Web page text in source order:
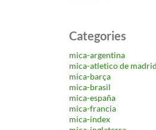
Categories
mica-argentina
mica-atletico de madrid
mica-barça
mica-brasil
mica-españa
mica-francia
mica-index